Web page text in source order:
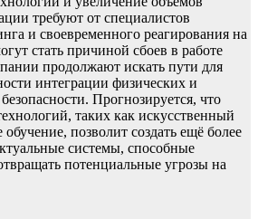
требуют от специалистов
и своевременного реагирования на
стать причиной сбоев в работе
продолжают искать пути для
интеграции физических и
Прогнозируется, что
таких как искусственный
позволит создать ещё более
системы, способные
потенциальные угрозы на